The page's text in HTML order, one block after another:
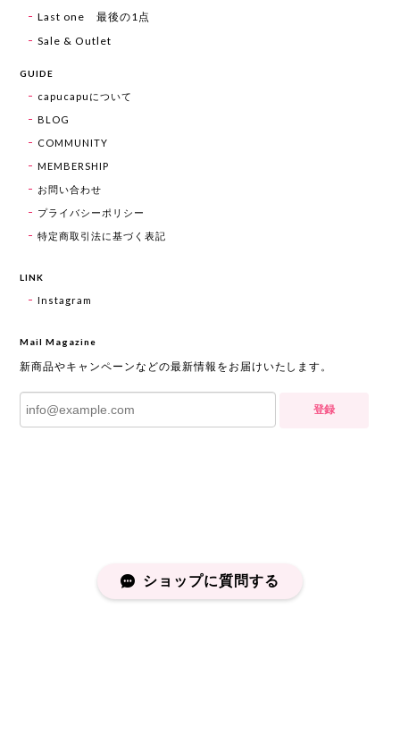
Last one 最後の1点
Sale & Outlet
GUIDE
capucapuについて
BLOG
COMMUNITY
MEMBERSHIP
お問い合わせ
プライバシーポリシー
特定商取引法に基づく表記
LINK
Instagram
Mail Magazine
新商品やキャンペーンなどの最新情報をお届けいたします。
登録
ショップに質問する